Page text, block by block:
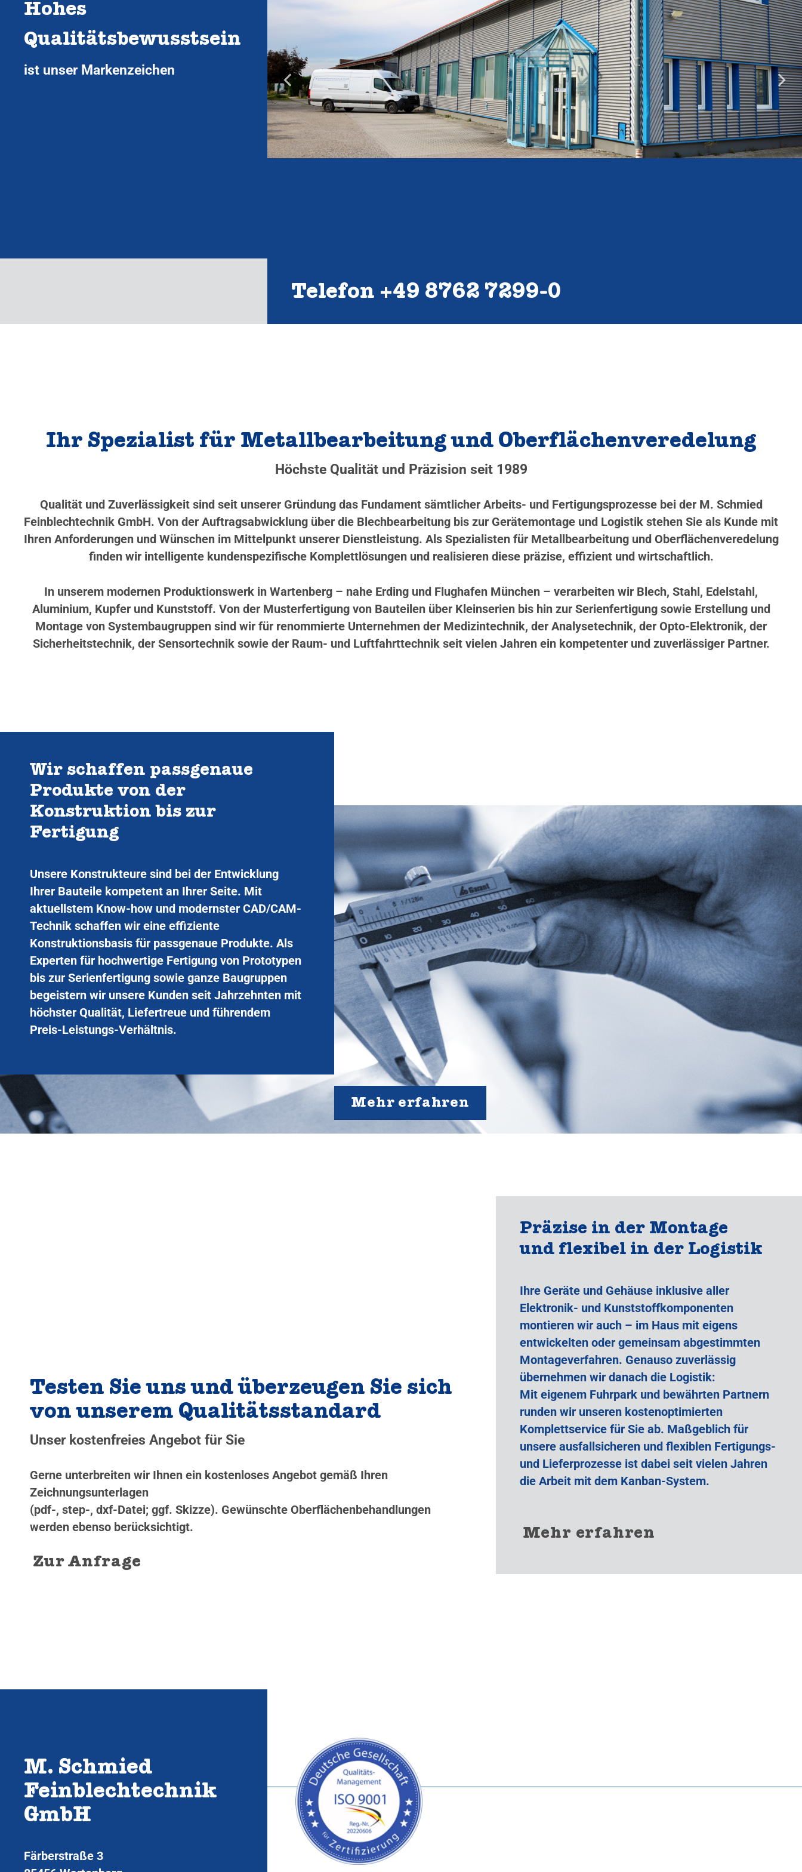
Hohes
Qualitätsbewusstsein
ist unser Markenzeichen
Telefon +49 8762 7299‑0
Ihr Spezialist für Metallbearbeitung und Oberflächenveredelung
Höchste Qualität und Präzision seit 1989
Qualität und Zuverlässigkeit sind seit unserer Gründung das Fundament sämtlicher Arbeits- und Fertigungsprozesse bei der M. Schmied
Feinblechtechnik GmbH. Von der Auftragsabwicklung über die Blechbearbeitung bis zur Gerätemontage und Logistik stehen Sie als Kunde mit
Ihren Anforderungen und Wünschen im Mittelpunkt unserer Dienstleistung. Als Spezialisten für Metallbearbeitung und Oberflächenveredelung
finden wir intelligente kundenspezifische Komplettlösungen und realisieren diese präzise, effizient und wirtschaftlich.
In unserem modernen Produktionswerk in Wartenberg – nahe Erding und Flughafen München – verarbeiten wir Blech, Stahl, Edelstahl,
Aluminium, Kupfer und Kunststoff. Von der Musterfertigung von Bauteilen über Kleinserien bis hin zur Serienfertigung sowie Erstellung und
Montage von Systembaugruppen sind wir für renommierte Unternehmen der Medizintechnik, der Analysetechnik, der Opto-Elektronik, der
Sicherheitstechnik, der Sensortechnik sowie der Raum- und Luftfahrttechnik seit vielen Jahren ein kompetenter und zuverlässiger Partner.
Wir schaffen passgenaue
Produkte von der
Konstruktion bis zur
Fertigung
Unsere Konstrukteure sind bei der Entwicklung
Ihrer Bauteile kompetent an Ihrer Seite. Mit
aktuellstem Know-how und modernster CAD/CAM-
Technik schaffen wir eine effiziente
Konstruktionsbasis für passgenaue Produkte. Als
Experten für hochwertige Fertigung von Prototypen
bis zur Serienfertigung sowie ganze Baugruppen
begeistern wir unsere Kunden seit Jahrzehnten mit
höchster Qualität, Liefertreue und führendem
Preis-Leistungs-Verhältnis.
Mehr erfahren
Testen Sie uns und überzeugen Sie sich
von unserem Qualitätsstandard
Unser kostenfreies Angebot für Sie
Gerne unterbreiten wir Ihnen ein kostenloses Angebot gemäß Ihren
Zeichnungsunterlagen
(pdf-, step-, dxf-Datei; ggf. Skizze). Gewünschte Oberflächenbehandlungen
werden ebenso berücksichtigt.
Zur Anfrage
Präzise in der Montage
und flexibel in der Logistik
Ihre Geräte und Gehäuse inklusive aller
Elektronik- und Kunststoffkomponenten
montieren wir auch – im Haus mit eigens
entwickelten oder gemeinsam abgestimmten
Montageverfahren. Genauso zuverlässig
übernehmen wir danach die Logistik:
Mit eigenem Fuhrpark und bewährten Partnern
runden wir unseren kostenoptimierten
Komplettservice für Sie ab. Maßgeblich für
unsere ausfallsicheren und flexiblen Fertigungs-
und Lieferprozesse ist dabei seit vielen Jahren
die Arbeit mit dem Kanban-System.
Mehr erfahren
M. Schmied
Feinblechtechnik
GmbH
Färberstraße 3